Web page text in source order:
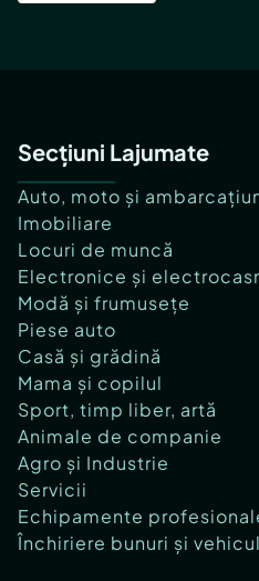
Secțiuni Lajumate
Auto, moto și
Imobiliare
Locuri de muncă
Electronice și
Modă și frumusețe
Piese auto
Casă și grădină
Mama și copilul
Sport, timp liber, artă
Animale de companie
Agro și Industrie
Servicii
Echipamente
Închiriere bunuri și